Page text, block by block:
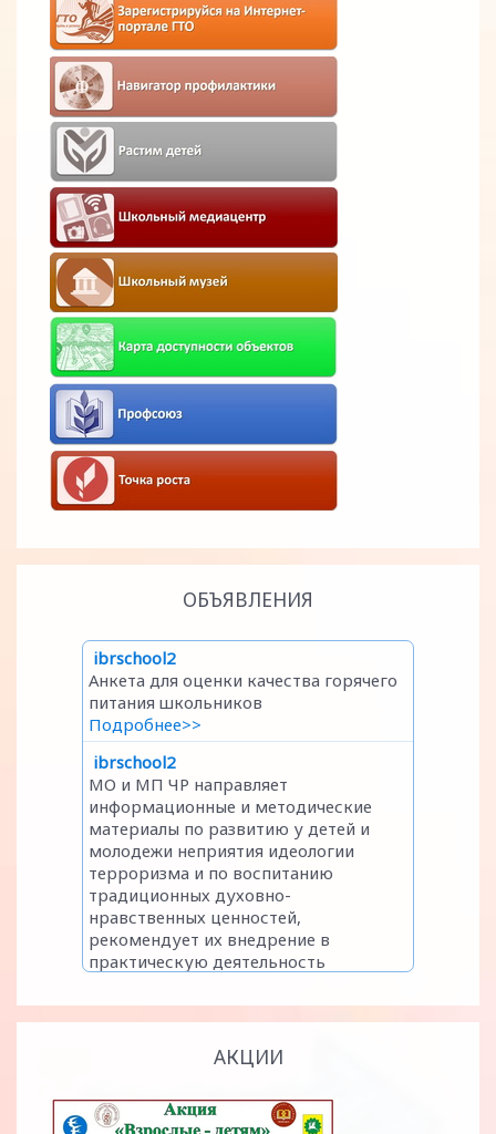
ОБЪЯВЛЕНИЯ
АКЦИИ